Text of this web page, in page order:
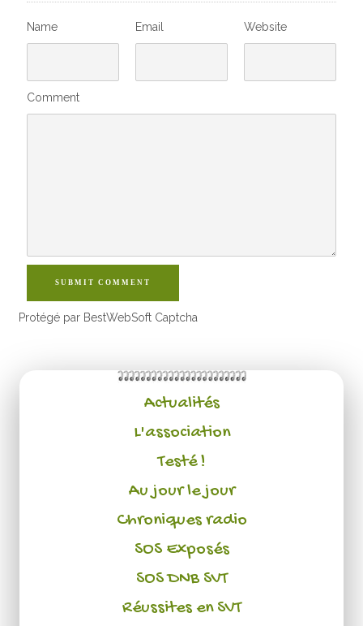
Name Email Website
Comment
SUBMIT COMMENT
Protégé par BestWebSoft Captcha
Actualités
L'association
Testé !
Au jour le jour
Chroniques radio
SOS Exposés
SOS DNB SVT
Réussites en SVT